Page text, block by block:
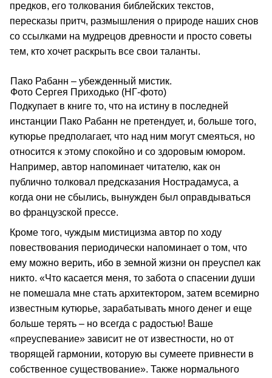
предков, его толкования библейских текстов,
пересказы притч, размышления о природе наших снов
со ссылками на мудрецов древности и просто советы
тем, кто хочет раскрыть все свои таланты.
Пако Рабанн – убежденный мистик.
Фото Сергея Приходько (НГ-фото)
Подкупает в книге то, что на истину в последней
инстанции Пако Рабанн не претендует, и, больше того,
кутюрье предполагает, что над ним могут смеяться, но
относится к этому спокойно и со здоровым юмором.
Например, автор напоминает читателю, как он
публично толковал предсказания Нострадамуса, а
когда они не сбылись, вынужден был оправдываться
во французской прессе.
Кроме того, чуждым мистицизма автор по ходу
повествования периодически напоминает о том, что
ему можно верить, ибо в земной жизни он преуспел как
никто. «Что касается меня, то забота о спасении души
не помешала мне стать архитектором, затем всемирно
известным кутюрье, зарабатывать много денег и еще
больше терять – но всегда с радостью! Ваше
«преуспевание» зависит не от известности, но от
творящей гармонии, которую вы сумеете привнести в
собственное существование». Также нормального